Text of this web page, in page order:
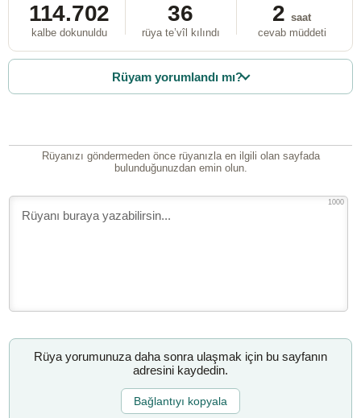
114.702
kalbe dokunuldu
36
rüya te’vîl kılındı
2 saat
cevab müddeti
Rüyam yorumlandı mı?
Rüyanızı göndermeden önce rüyanızla en ilgili olan sayfada
bulunduğunuzdan emin olun.
1000
Rüya yorumunuza daha sonra ulaşmak için bu sayfanın
adresini kaydedin.
Bağlantıyı kopyala